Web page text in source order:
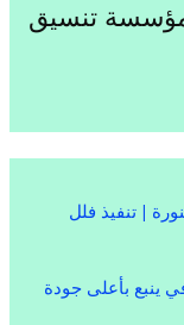
تنسيق
| تنفيذ فلل
ينبع بأعلى جودة